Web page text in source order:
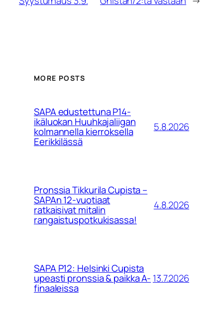
MORE POSTS
SAPA edustettuna P14-
ikäluokan Huuhkajaliigan
kolmannella kierroksella
Eerikkilässä
5.8.2026
Pronssia Tikkurila Cupista –
SAPAn 12-vuotiaat
ratkaisivat mitalin
rangaistuspotkukisassa!
4.8.2026
SAPA P12: Helsinki Cupista
upeasti pronssia & paikka A-
finaaleissa
13.7.2026